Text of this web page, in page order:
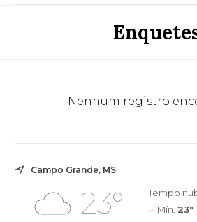
Nenhum registro
Campo Grande, MS
23°
Tempo
Mín. 23°